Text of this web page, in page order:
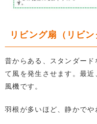
リビング扇（リビン
昔からある、スタンダー
て風を発生させます。最
風機です。
羽根が多いほど、静かでや